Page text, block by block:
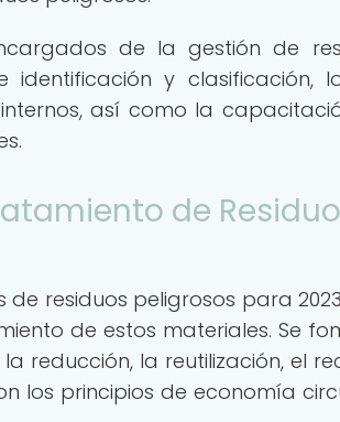
de la gestión de
y clasificación,
así como la
de
residuos peligrosos para
de estos materiales. Se
reducción, la reutilización, el
los principios de economía